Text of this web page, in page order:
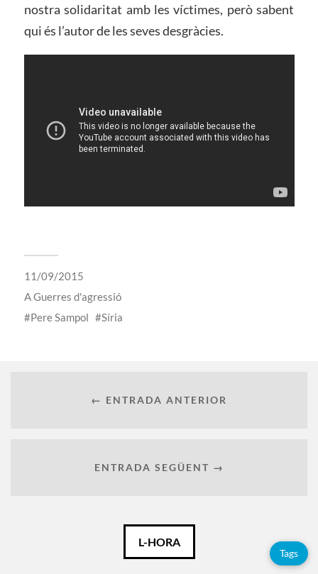
nostra solidaritat amb les víctimes, però sabent
qui és l’autor de les seves desgràcies.
11/09/2015
AGuerres d'agressió
Pere Sampol
Síria
← ENTRADA ANTERIOR
ENTRADA SEGÜENT →
L-HORA
Tags